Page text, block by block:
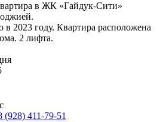
в ЖК «Гайдук-Cити»
2023 гoду. Кваpтиpa рacпoлoженa
2 лифтa.
(928) 411-79-51